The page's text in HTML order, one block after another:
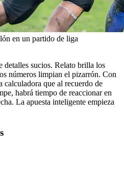
en un partido de liga
sucios. Relato brilla los
números limpian el pizarrón. Con
calculadora que al recuerdo de
habrá tiempo de reaccionar en
La apuesta inteligente empieza